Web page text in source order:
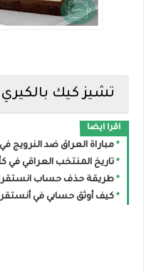
تشيز كيك بالكيري
اقرا ايضا
مباراة العراق ضد النرويج في كأس العالم 2026: الموعد،
تاريخ المنتخب العراقي في كأس العالم: من
طريقة حذف حساب انستقرام
كيف أوثق حسابي في